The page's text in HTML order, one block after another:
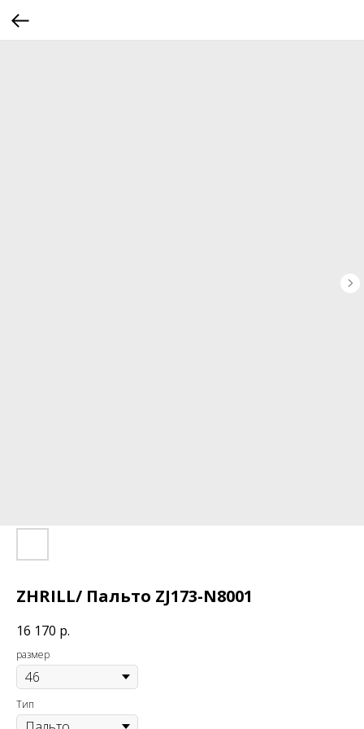
ZHRILL/ Пальто ZJ173-N8001
16 170 р.
размер
Тип